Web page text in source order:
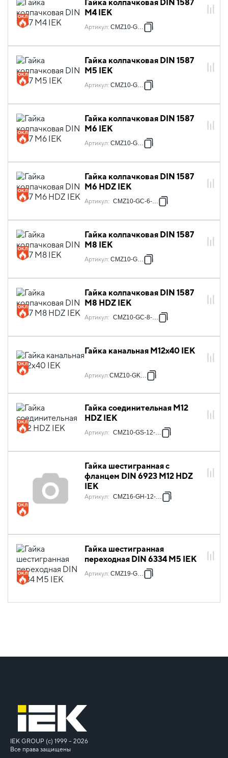
Гайка колпачковая DIN 1587
М4 IEK
Артикул: CMZ10-GC-4
Гайка колпачковая DIN 1587
М5 IEK
Артикул: CMZ10-GC-5
Гайка колпачковая DIN 1587
М6 IEK
Артикул: CMZ10-GC-6
Гайка колпачковая DIN 1587
М6 HDZ IEK
Артикул: CMZ10-GC-6-HDZ
Гайка колпачковая DIN 1587
М8 IEK
Артикул: CMZ10-GC-8
Гайка колпачковая DIN 1587
М8 HDZ IEK
Артикул: CMZ10-GC-8-HDZ
Гайка канальная М12х40 IEK
Артикул:CMZ10-GK-12
Гайка соединительная М12
HDZ IEK
Артикул: CMZ10-GS-12-HDZ
Гайка шестигранная с
фланцем DIN 6923 М12 HDZ
IEK
Артикул: CMZ16-GH-12-HDZ
Гайка шестигранная
переходная DIN 6334 М5 IEK
Артикул: CMZ19-GH-5
IEK GROUP (c) 1999 – 2026
Все права защищены